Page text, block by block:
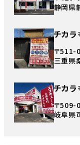
静岡県
チカ
〒511-
三重県
チカ
〒509-
岐阜県